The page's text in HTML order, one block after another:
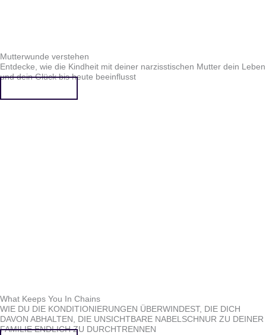
Mutterwunde verstehen
Entdecke, wie die Kindheit mit deiner narzisstischen Mutter dein Leben
und dein Glück bis heute beeinflusst
What Keeps You In Chains
WIE DU DIE KONDITIONIERUNGEN ÜBERWINDEST, DIE DICH
DAVON ABHALTEN, DIE UNSICHTBARE NABELSCHNUR ZU DEINER
FAMILIE ENDLICH ZU DURCHTRENNEN